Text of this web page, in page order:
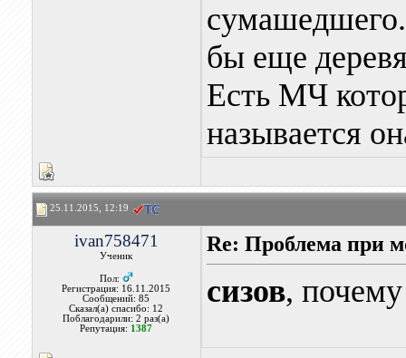
бы еще
Есть МЧ
называется
25.11.2015, 12:19
ivan758471
Ученик
Пол:
Регистрация: 16.11.2015
Сообщений: 85
Сказал(а) спасибо: 12
Поблагодарили: 2 раз(а)
Репутация: 1387
Re: Проблема при
сизов,